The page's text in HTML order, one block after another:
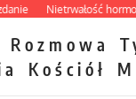
Nietrwałość
Rozmowa
Kościół